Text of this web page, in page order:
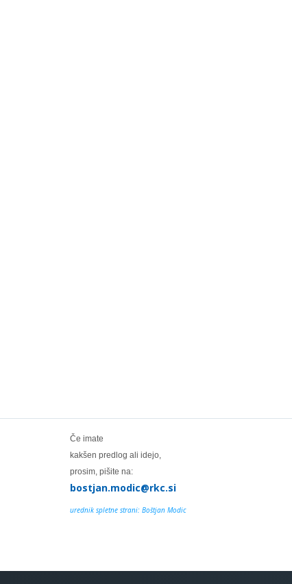
Če imate
kakšen predlog ali idejo,
prosim, pišite na:
bostjan.modic@rkc.si
urednik spletne strani: Boštjan Modic